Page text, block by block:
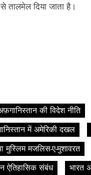
तालमेल दिया जाता है।
की विदेश नीति
में अमेरिकी दखल
मुस्लिम मजलिस-ए-मुशावरत
ऐतिहासिक संबंध भारत